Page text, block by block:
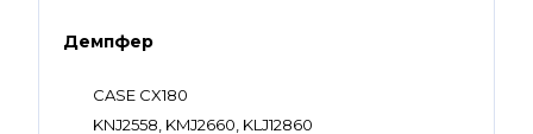
Демпфер
CASE CX180
KNJ2558, KMJ2660, KLJ12860